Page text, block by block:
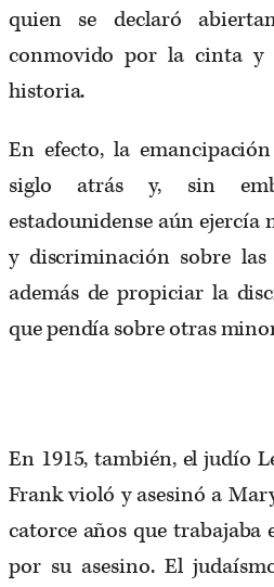
quien se declaró
conmovido por la cinta y
historia.
En efecto, la
siglo atrás y, sin
estadounidense aún ejercía
y discriminación sobre las
además de propiciar la
que pendía sobre otras
En 1915, también, el judío
Frank violó y asesinó a
catorce años que
por su asesino. El